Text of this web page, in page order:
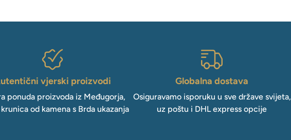
vjerski proizvodi
ponuda proizvoda iz Međugorja,
od kamena s Brda ukazanja
Globalna dostava
Osiguravamo isporuku u sve države svijeta,
uz poštu i DHL express opcije